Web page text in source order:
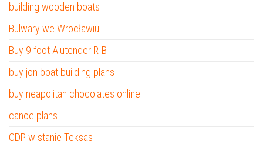
building wooden boats
Bulwary we Wrocławiu
Buy 9 foot Alutender RIB
buy jon boat building plans
buy neapolitan chocolates online
canoe plans
CDP w stanie Teksas